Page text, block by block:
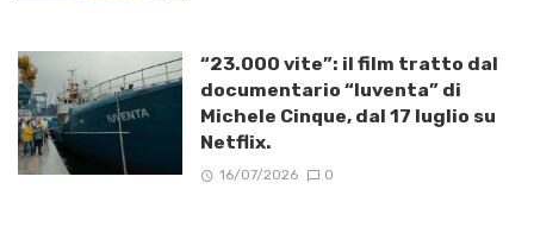
“23.000 vite”: il film tratto dal
documentario “Iuventa” di
Michele Cinque, dal 17 luglio su
Netflix.
16/07/2026 0